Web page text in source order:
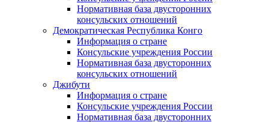
Нормативная база двусторонних
консульских отношений
Демократическая Республика Конго
Информация о стране
Консульские учреждения России
Нормативная база двусторонних
консульских отношений
Джибути
Информация о стране
Консульские учреждения России
Нормативная база двусторонних